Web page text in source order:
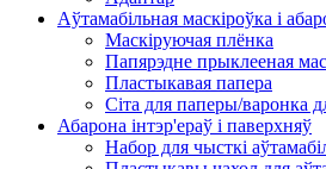
Аўтамабільная маскіроўка і
Маскіруючая плёнка
Папярэдне прыклееная
Пластыкавая папера
Сіта для паперы/варонка
Абарона інтэр'ераў і паверхняў
Набор для чысткі